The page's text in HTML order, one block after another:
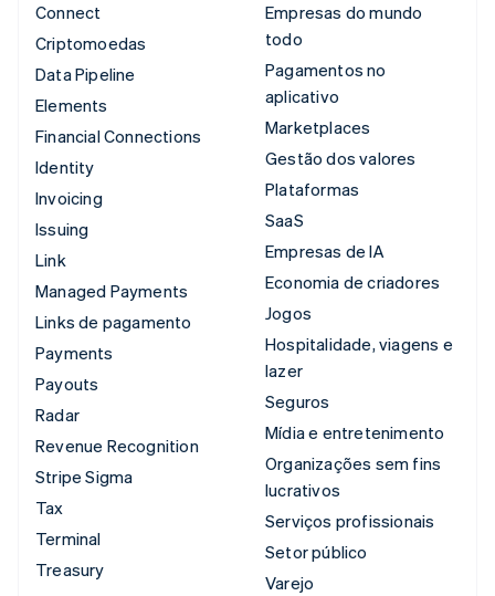
Connect
Criptomoedas
Data Pipeline
Elements
Financial Connections
Identity
Invoicing
Issuing
Link
Managed Payments
Links de pagamento
Payments
Payouts
Radar
Revenue Recognition
Stripe Sigma
Tax
Terminal
Treasury
Empresas do mundo
todo
Pagamentos no
aplicativo
Marketplaces
Gestão dos valores
Plataformas
SaaS
Empresas de IA
Economia de criadores
Jogos
Hospitalidade, viagens e
lazer
Seguros
Mídia e entretenimento
Organizações sem fins
lucrativos
Serviços profissionais
Setor público
Varejo